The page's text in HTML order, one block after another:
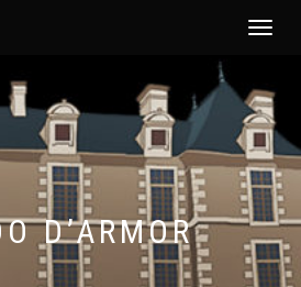
DÉPLIER
D’ARMOR